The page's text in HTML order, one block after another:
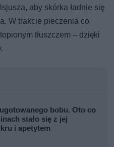
aby skórka ładnie się
W trakcie pieczenia co
tłuszczem – dzięki
bobu. Oto co
stało się z jej
i apetytem